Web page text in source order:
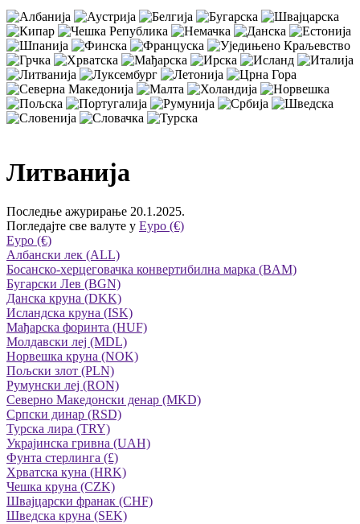
Литванија
Последње ажурирање 20.1.2025.
Погледајте све валуте у Eуро (€)
Eуро (€)
Албански лек (ALL)
Босанско-херцеговачка конвертибилна марка (BAM)
Бугарски Лев (BGN)
Данска круна (DKK)
Исландска круна (ISK)
Мађарска форинта (HUF)
Молдавски леј (MDL)
Норвешка круна (NOK)
Пољски злот (PLN)
Румунски леј (RON)
Северно Македонски денар (MKD)
Српски динар (RSD)
Турска лира (TRY)
Украјинска гривна (UAH)
Фунта стерлинга (£)
Хрватска куна (HRK)
Чешка круна (CZK)
Швајцарски франак (CHF)
Шведска круна (SEK)